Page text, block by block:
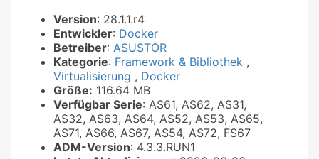
Version: 28.1.1.r4
Entwickler: Docker
Betreiber: ASUSTOR
Kategorie: Framework & Bibliothek ,
Virtualisierung , Docker
Größe: 116.64 MB
Verfügbar Serie: AS61, AS62, AS31,
AS32, AS63, AS64, AS52, AS53, AS65,
AS71, AS66, AS67, AS54, AS72, FS67
ADM-Version: 4.3.3.RUN1